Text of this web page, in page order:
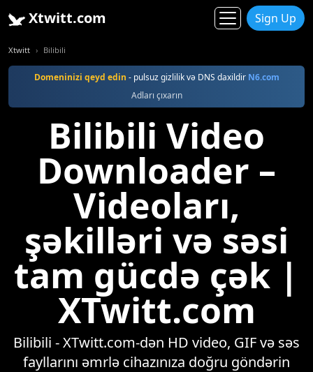
Xtwitt.com Sign Up
Xtwitt Bilibili
Domeninizi qeyd edin - pulsuz gizlilik və DNS daxildir N6.com
Adları çıxarın
Bilibili Video
Downloader –
Videoları,
şəkilləri və səsi
tam gücdə çək |
XTwitt.com
Bilibili - XTwitt.com-dən HD video, GIF və səs
fayllarını əmrlə cihazınıza doğru göndərin